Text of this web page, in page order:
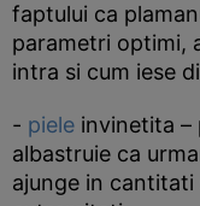
faptului ca
parametri optimi,
intra si cum iese
- piele invinetita –
albastruie ca
ajunge in